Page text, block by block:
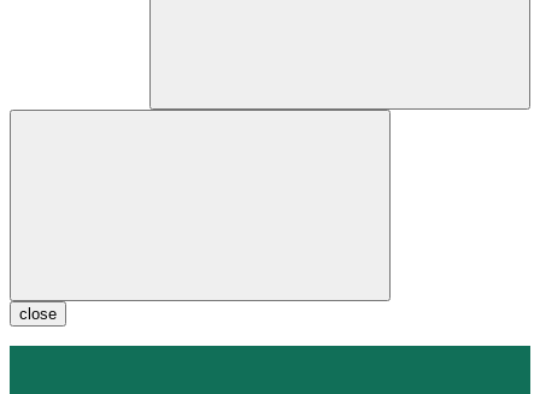
close